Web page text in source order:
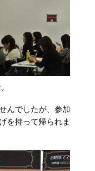
んでしたが、参加
を持って帰られま